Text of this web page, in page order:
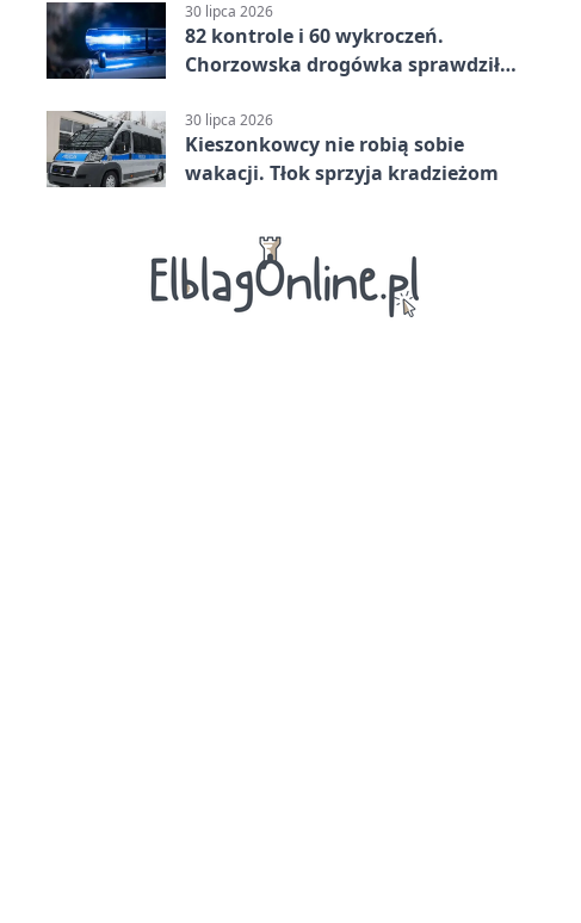
30 lipca 2026
82 kontrole i 60 wykroczeń.
Chorzowska drogówka sprawdziła
30 lipca 2026
Kieszonkowcy nie robią sobie
wakacji. Tłok sprzyja kradzieżom